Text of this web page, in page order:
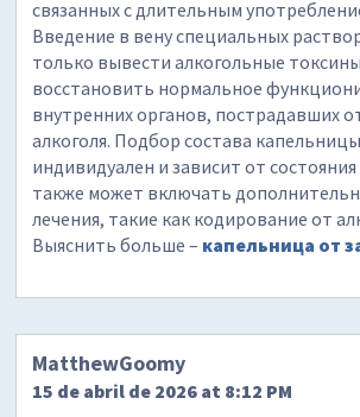
связанных с длительным
Введение в вену специальных
только вывести алкогольные
восстановить нормальное
внутренних органов, пострадавших
алкоголя. Подбор состава
индивидуален и зависит от
также может включать
лечения, такие как кодирование от
Выяснить больше – капельница от
MatthewGoomy
15 de abril de 2026 at 8:12 PM